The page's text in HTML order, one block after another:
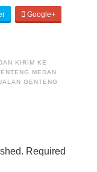
Google+
KIRIM KE
MEDAN
GENTENG
Required